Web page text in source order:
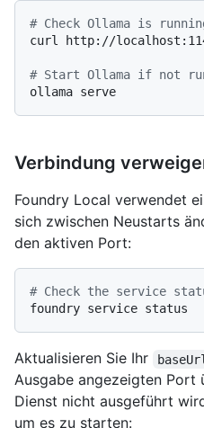
# Check Ollama is
curl http://
# Start Ollama if not
Verbindung
Foundry Local verwendet
sich zwischen Neustarts
den aktiven Port:
# Check the service
Aktualisieren Sie Ihr baseUrl
Ausgabe angezeigten Port
Dienst nicht ausgeführt
um es zu starten: